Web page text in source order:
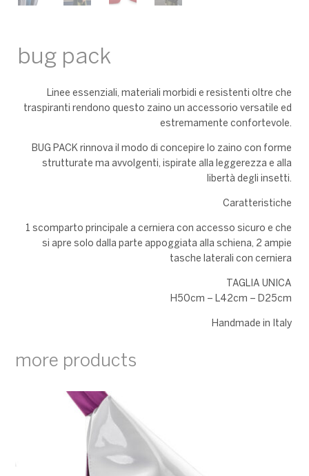
bug pack
Linee essenziali, materiali morbidi e resistenti oltre che
traspiranti rendono questo zaino un accessorio versatile ed
estremamente confortevole.
BUG PACK rinnova il modo di concepire lo zaino con forme
strutturate ma avvolgenti, ispirate alla leggerezza e alla
libertà degli insetti.
Caratteristiche
1 scomparto principale a cerniera con accesso sicuro e che
si apre solo dalla parte appoggiata alla schiena, 2 ampie
tasche laterali con cerniera
TAGLIA UNICA
H50cm – L42cm – D25cm
Handmade in Italy
more products